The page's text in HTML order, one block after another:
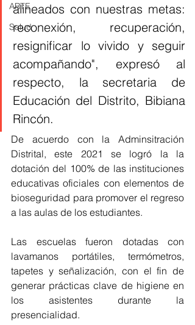
ARTE
Salud
alineados con nuestras metas:
reconexión, recuperación,
resignificar lo vivido y seguir
acompañando", expresó al
respecto, la secretaria de
Educación del Distrito, Bibiana
Rincón.
De acuerdo con la Adminsitración
Distrital, este 2021 se logró la la
dotación del 100% de las instituciones
educativas oficiales con elementos de
bioseguridad para promover el regreso
a las aulas de los estudiantes.
Las escuelas fueron dotadas con
lavamanos portátiles, termómetros,
tapetes y señalización, con el fin de
generar prácticas clave de higiene en
los asistentes durante la
presencialidad.